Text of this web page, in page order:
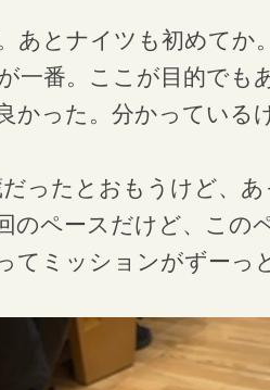
あとナイツも初めてか
一番。ここが目的でも
かった。分かっている
ったとおもうけど、
のペースだけど、この
てミッションがずー